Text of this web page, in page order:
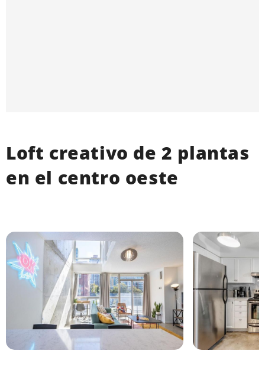
Loft creativo de 2 plantas
en el centro oeste